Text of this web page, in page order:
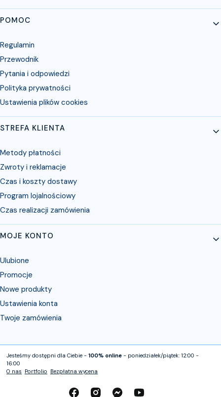
POMOC
Regulamin
Przewodnik
Pytania i odpowiedzi
Polityka prywatności
Ustawienia plików cookies
STREFA KLIENTA
Metody płatności
Zwroty i reklamacje
Czas i koszty dostawy
Program lojalnościowy
Czas realizacji zamówienia
MOJE KONTO
Ulubione
Promocje
Nowe produkty
Ustawienia konta
Twoje zamówienia
Jesteśmy dostępni dla Ciebie - 100% online - poniedziałek/piątek: 12:00 -
16:00
O nas Portfolio Bezpłatna wycena